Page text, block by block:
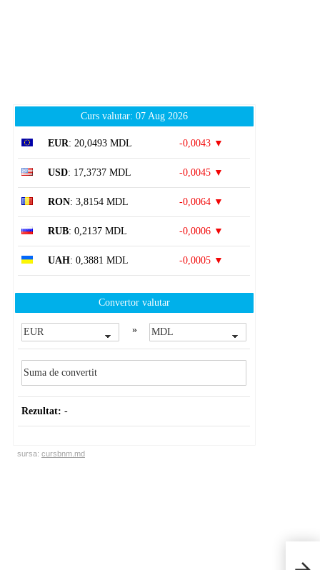
ar
Curs valutar: 07 Aug 2026
EUR: 20,0493 MDL -0,0043 ▼
USD: 17,3737 MDL -0,0045 ▼
RON: 3,8154 MDL -0,0064 ▼
RUB: 0,2137 MDL -0,0006 ▼
UAH: 0,3881 MDL -0,0005 ▼
Convertor valutar
»
Rezultat: -
sursa: cursbnm.md